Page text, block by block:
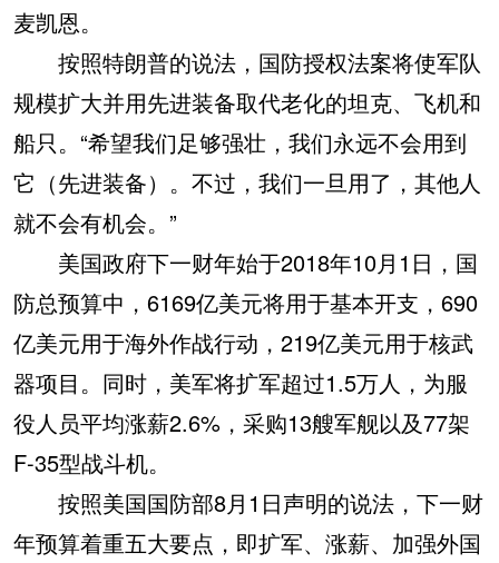
麦凯恩。
按照特朗普的说法，国防授权法案将使军队
规模扩大并用先进装备取代老化的坦克、飞机和
船只。“希望我们足够强壮，我们永远不会用到
它（先进装备）。不过，我们一旦用了，其他人
就不会有机会。”
美国政府下一财年始于2018年10月1日，国
防总预算中，6169亿美元将用于基本开支，690
亿美元用于海外作战行动，219亿美元用于核武
器项目。同时，美军将扩军超过1.5万人，为服
役人员平均涨薪2.6%，采购13艘军舰以及77架
F-35型战斗机。
按照美国国防部8月1日声明的说法，下一财
年预算着重五大要点，即扩军、涨薪、加强外国